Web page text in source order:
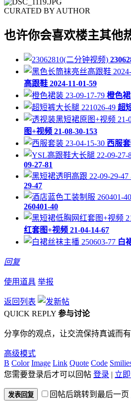
CURATED BY AUTHOR
也许你会喜欢楼主其他
高跟鞋 2024-11-01-59
橙色裙
超
图+视频 21-08-30-153
西服
09-27-81
29-47
260401-40
红套图+视频 21-04-14-67
白
回复
使用道具 举报
返回列表
QUICK REPLY 参与讨论
分享你的观点，让交流保持真诚而有
高级模式
B Color Image Link Quote Code
您需要登录后才可以回帖 登录 | 立
发表回复 回帖后跳转到最后一页